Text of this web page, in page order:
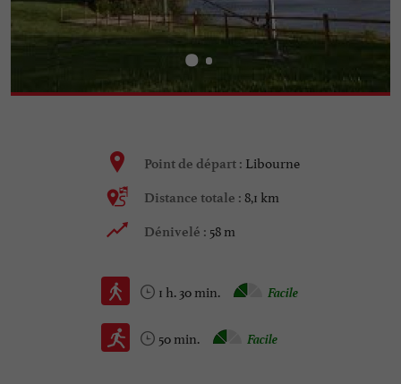
Point de départ : Libourne
Distance totale : 8,1 km
Dénivelé : 58 m
1 h. 30 min. Facile
50 min. Facile